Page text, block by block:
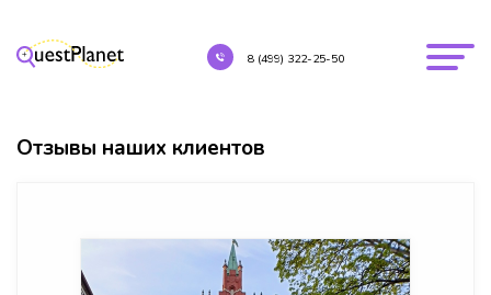
8 (499) 322-25-50
Отзывы наших клиентов